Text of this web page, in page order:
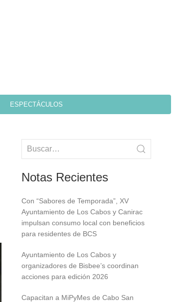
ESPECTÁCULOS
Notas Recientes
Con “Sabores de Temporada”, XV
Ayuntamiento de Los Cabos y Canirac
impulsan consumo local con beneficios
para residentes de BCS
Ayuntamiento de Los Cabos y
organizadores de Bisbee’s coordinan
acciones para edición 2026
Capacitan a MiPyMes de Cabo San